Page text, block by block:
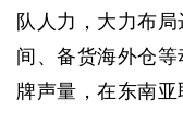
队人力，大力布
间、备货海外仓
牌声量，在东南亚